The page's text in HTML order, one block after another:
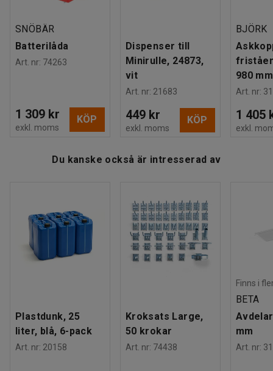
SNÖBÄR
Batterilåda
Art. nr: 74263
1 309 kr
exkl. moms
KÖP
Dispenser till
Minirulle, 24873,
vit
Art. nr: 21683
449 kr
exkl. moms
KÖP
BJÖRK
980
Art. nr:
1 405
exkl.
Du kanske också är intresserad av
Plastdunk, 25
liter, blå, 6-pack
Art. nr: 20158
Kroksats Large,
50 krokar
Art. nr: 74438
Finns i
BETA
mm
Art. nr: